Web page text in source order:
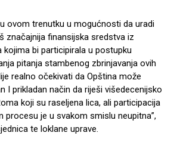
ovom trenutku u mogućnosti da uradi
značajnija finansijska sredstva iz
bi participirala u postupku
pitanja stambenog zbrinjavanja ovih
realno očekivati da Opština može
I prikladan način da riješi višedecenijsko
koji su raseljena lica, ali participacija
procesu je u svakom smislu neupitna”,
te loklane uprave.